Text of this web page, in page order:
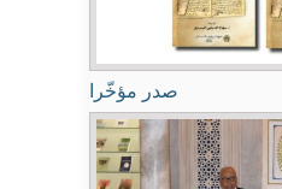
صدر مؤخّرا